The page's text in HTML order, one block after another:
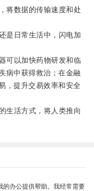
数据的传输速度和处
日常生活中，闪电加
以加快药物研发和临
病中获得救治；在金融
，提升交易效率和安全
活方式，将人类推向
的办公提供帮助。我经常需要